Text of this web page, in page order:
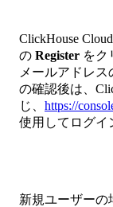
ClickHouse
の Register をク
メールアドレ
の確認後は、
じ、 https://
使用してログイ
新規ユーザーの